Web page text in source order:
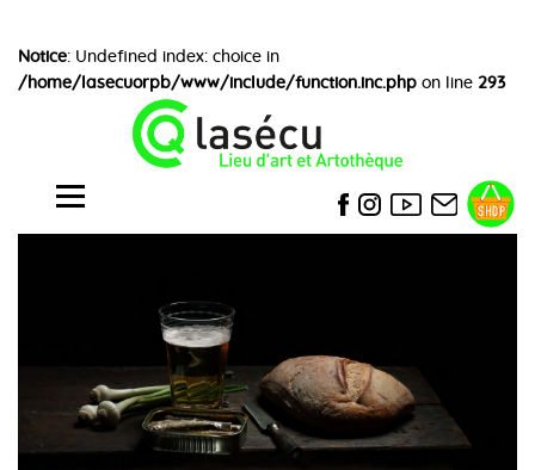
Notice: Undefined index: choice in
/home/lasecuorpb/www/include/function.inc.php on line 293